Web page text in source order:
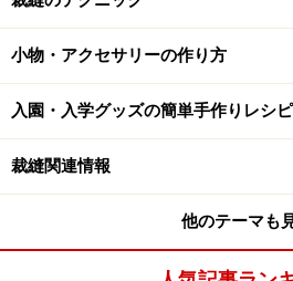
小物・アクセサリーの作り方
入園・入学グッズの簡単手作りレシピ
裁縫関連情報
他のテーマも